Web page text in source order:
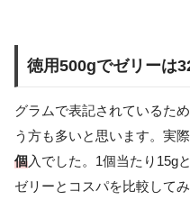
徳用500gでゼリーは
グラムで表記されているた
う方も多いと思います。実
個入でした。1個当たり15g
ゼリーとコスパを比較してみ